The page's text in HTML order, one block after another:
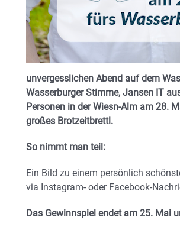
unvergesslichen Abend auf dem
Wasserburger Stimme, Jansen IT
Personen in der Wiesn-Alm am 28.
großes Brotzeitbrettl.
So nimmt man teil:
Ein Bild zu einem persönlich
via Instagram- oder Facebook-
Das Gewinnspiel endet am 25. Mai